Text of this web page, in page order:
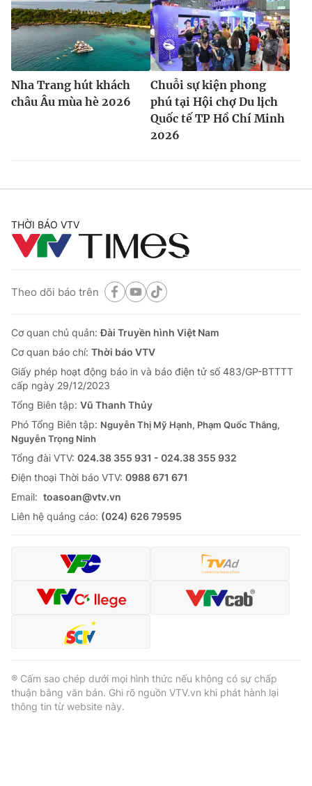
Nha Trang hút khách
châu Âu mùa hè 2026
Chuỗi sự kiện phong
phú tại Hội chợ Du lịch
Quốc tế TP Hồ Chí Minh
2026
THỜI BÁO VTV
Theo dõi báo trên
Cơ quan chủ quản:Đài Truyền hình Việt Nam
Cơ quan báo chí: Thời báo VTV
Giấy phép hoạt động báo in và báo điện tử số 483/GP-BTTTT
cấp ngày 29/12/2023
Tổng Biên tập: Vũ Thanh Thủy
Phó Tổng Biên tập: Nguyễn Thị Mỹ Hạnh, Phạm Quốc Thắng,
Nguyễn Trọng Ninh
Tổng đài VTV: 024.38 355 931 - 024.38 355 932
Ðiện thoại Thời báo VTV: 0988 671 671
Email: toasoan@vtv.vn
Liên hệ quảng cáo: (024) 626 79595
® Cấm sao chép dưới mọi hình thức nếu không có sự chấp
thuận bằng văn bản. Ghi rõ nguồn VTV.vn khi phát hành lại
thông tin từ website này.